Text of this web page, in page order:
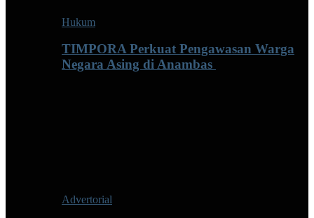
Hukum
TIMPORA Perkuat Pengawasan Warga
Negara Asing di Anambas ‎
Advertorial